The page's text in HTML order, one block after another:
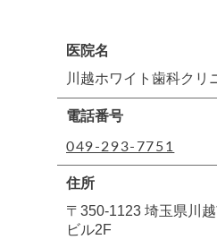
医院名
川越ホワイト歯科クリ
電話番号
049-293-7751
住所
〒350-1123 埼玉県川
ビル2F